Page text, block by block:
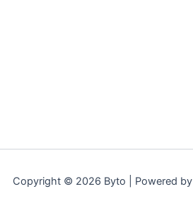
Copyright © 2026 Byto | Powered by